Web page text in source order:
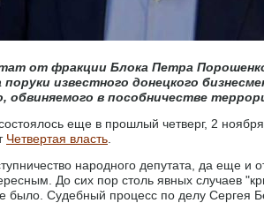
от фракции Блока Петра
известного донецкого
обвиняемого в пособничестве
еще в прошлый четверг, 2
Четвертая власть
народного депутата, да еще и
До сих пор столь явных случаев
было. Судебный процесс по делу Сергея